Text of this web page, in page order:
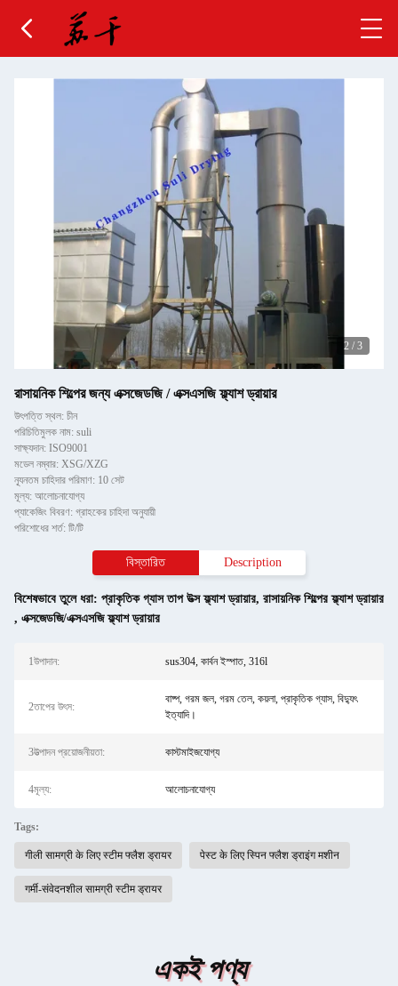
2 / 3
রাসায়নিক শিল্পের জন্য এক্সজেডজি / এক্সএসজি ফ্ল্যাশ ড্রায়ার
উৎপত্তি স্থল: চীন
পরিচিতিমুলক নাম: suli
সাক্ষ্যদান: ISO9001
মডেল নম্বার: XSG/XZG
ন্যূনতম চাহিদার পরিমাণ: 10 সেট
মূল্য: আলোচনাযোগ্য
প্যাকেজিং বিবরণ: গ্রাহকের চাহিদা অনুযায়ী
পরিশোধের শর্ত: টি/টি
বিস্তারিত Description
বিশেষভাবে তুলে ধরা: প্রাকৃতিক গ্যাস তাপ উত্স ফ্ল্যাশ ড্রায়ার, রাসায়নিক শিল্পের ফ্ল্যাশ ড্রায়ার
, এক্সজেডজি/এক্সএসজি ফ্ল্যাশ ড্রায়ার
1উপাদান: sus304, কার্বন ইস্পাত, 316l
2তাপের উৎস:
বাষ্প, গরম জল, গরম তেল, কয়লা, প্রাকৃতিক গ্যাস, বিদ্যুৎ
ইত্যাদি।
3উত্পাদন প্রয়োজনীয়তা: কাস্টমাইজযোগ্য
4মূল্য: আলোচনাযোগ্য
Tags:
गीली सामग्री के लिए स्टीम फ्लैश ड्रायर पेस्ट के लिए स्पिन फ्लैश ड्राइंग मशीन
गर्मी-संवेदनशील सामग्री स्टीम ड्रायर
একই পণ্য